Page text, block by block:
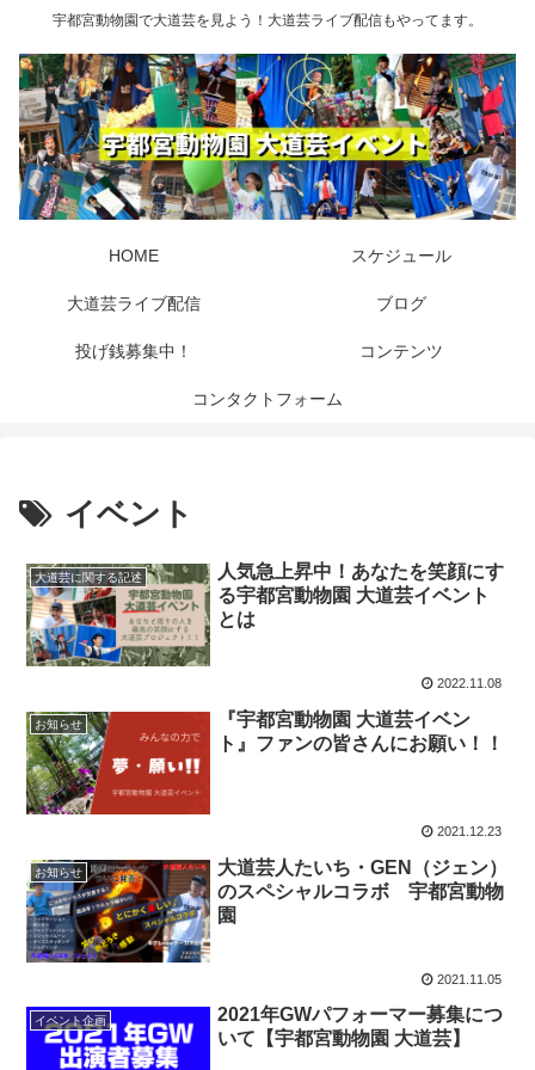
宇都宮動物園で大道芸を見よう！大道芸ライブ配信もやってます。
HOME スケジュール
大道芸ライブ配信 ブログ
投げ銭募集中！ コンテンツ
コンタクトフォーム
イベント
大道芸に関する記述
人気急上昇中！あなたを笑顔にす
る宇都宮動物園 大道芸イベント
とは
2022.11.08
お知らせ
『宇都宮動物園 大道芸イベン
ト』ファンの皆さんにお願い！！
2021.12.23
お知らせ
大道芸人たいち・GEN（ジェン）
のスペシャルコラボ 宇都宮動物
園
2021.11.05
イベント企画
2021年GWパフォーマー募集につ
いて【宇都宮動物園 大道芸】